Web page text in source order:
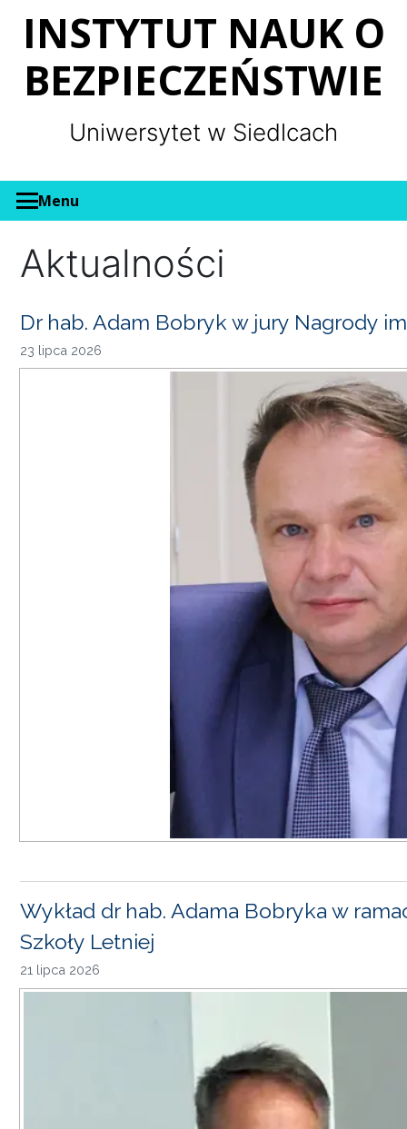
INSTYTUT NAUK O
BEZPIECZEŃSTWIE
Uniwersytet w Siedlcach
Menu
Aktualności
Dr hab. Adam Bobryk w jury Nagrody
23 lipca 2026
Wykład dr hab. Adama Bobryka w
Szkoły Letniej
21 lipca 2026